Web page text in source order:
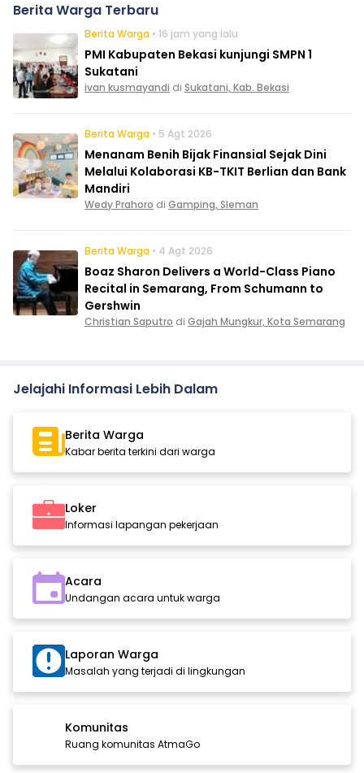
Berita Warga Terbaru
Berita Warga • 16 jam yang lalu
PMI Kabupaten Bekasi kunjungi SMPN 1
Sukatani
ivan kusmayandi di Sukatani, Kab. Bekasi
Berita Warga • 5 Agt 2026
Menanam Benih Bijak Finansial Sejak Dini
Melalui Kolaborasi KB-TKIT Berlian dan Bank
Mandiri
Wedy Prahoro di Gamping, Sleman
Berita Warga • 4 Agt 2026
Boaz Sharon Delivers a World-Class Piano
Recital in Semarang, From Schumann to
Gershwin
Christian Saputro di Gajah Mungkur, Kota Semarang
Jelajahi Informasi Lebih Dalam
Berita Warga
Kabar berita terkini dari warga
Loker
Informasi lapangan pekerjaan
Acara
Undangan acara untuk warga
Laporan Warga
Masalah yang terjadi di lingkungan
Komunitas
Ruang komunitas AtmaGo